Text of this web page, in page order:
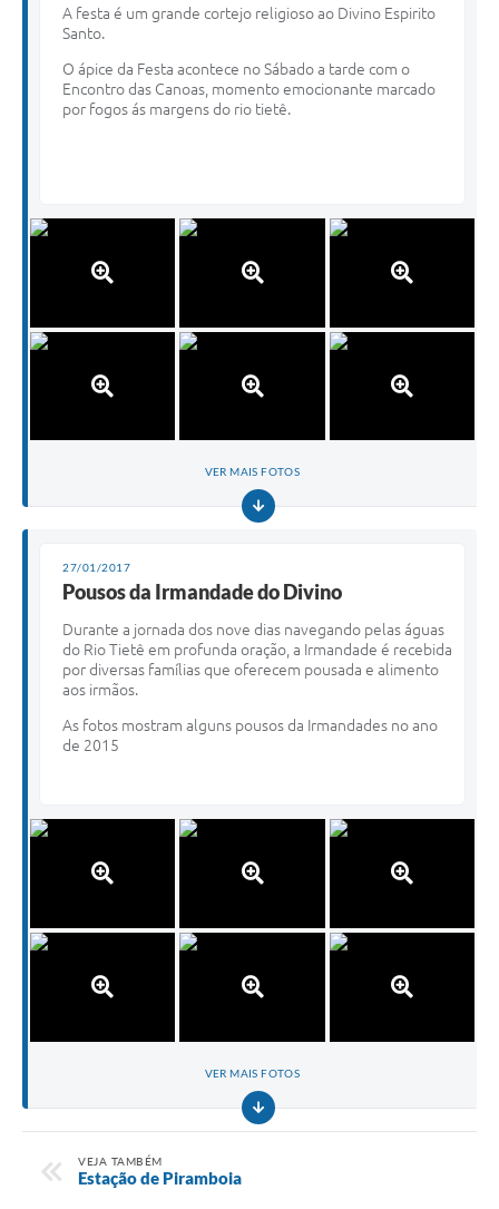
A festa é um grande cortejo religioso ao Divino Espirito
Santo.
O ápice da Festa acontece no Sábado a tarde com o
Encontro das Canoas, momento emocionante marcado
por fogos ás margens do rio tietê.
VER MAIS FOTOS
27/01/2017
Pousos da Irmandade do Divino
Durante a jornada dos nove dias navegando pelas águas
do Rio Tietê em profunda oração, a Irmandade é recebida
por diversas famílias que oferecem pousada e alimento
aos irmãos.
As fotos mostram alguns pousos da Irmandades no ano
de 2015
VER MAIS FOTOS
VEJA TAMBÉM
Estação de Piramboia